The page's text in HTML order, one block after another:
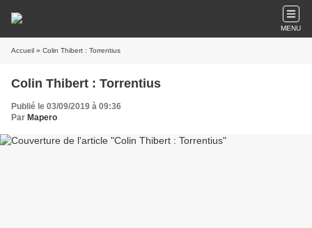
MENU
Accueil » Colin Thibert : Torrentius
Colin Thibert : Torrentius
Publié le 03/09/2019 à 09:36
Par Mapero